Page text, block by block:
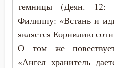
Душа
Еда
темницы (Деян. 12:
Филиппу: «Встань и
является Корнилию
О том же
«Ангел хранитель